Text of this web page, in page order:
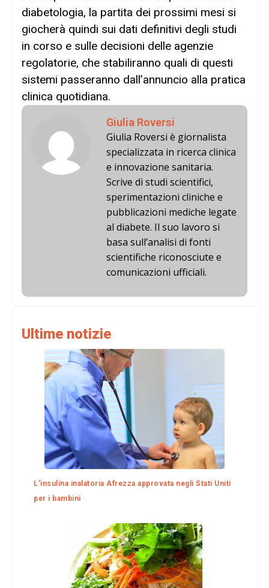
diabetologia, la partita dei prossimi mesi si
giocherà quindi sui dati definitivi degli studi
in corso e sulle decisioni delle agenzie
regolatorie, che stabiliranno quali di questi
sistemi passeranno dall’annuncio alla pratica
clinica quotidiana.
Giulia Roversi
Giulia Roversi è giornalista
specializzata in ricerca clinica
e innovazione sanitaria.
Scrive di studi scientifici,
sperimentazioni cliniche e
pubblicazioni mediche legate
al diabete. Il suo lavoro si
basa sull’analisi di fonti
scientifiche riconosciute e
comunicazioni ufficiali.
Ultime notizie
L’insulina inalatoria Afrezza approvata negli Stati Uniti
per i bambini